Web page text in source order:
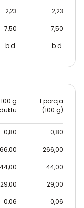
2,23
2,23
7,50
7,50
b.d. b.d.
100 g
1 porcja
(100 g)
0,80
0,80
266,00
44,00
44,00
29,00
29,00
0,06
0,06